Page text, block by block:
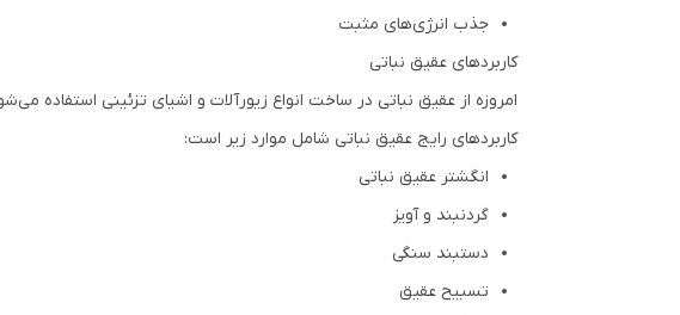
جذب انرژی‌های مثبت
کاربردهای عقیق نباتی
امروزه از عقیق نباتی در ساخت انواع زیورآلات و اشیای تزئینی
کاربردهای رایج عقیق نباتی شامل موارد زیر است:
انگشتر عقیق نباتی
گردنبند و آویز
دستبند سنگی
تسبیح عقیق